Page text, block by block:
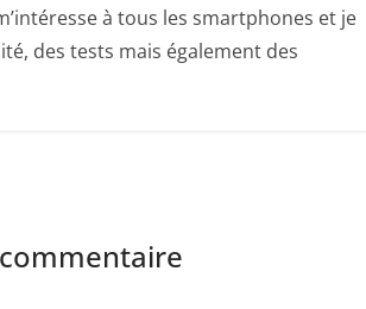
à tous les smartphones et je
des tests mais également des